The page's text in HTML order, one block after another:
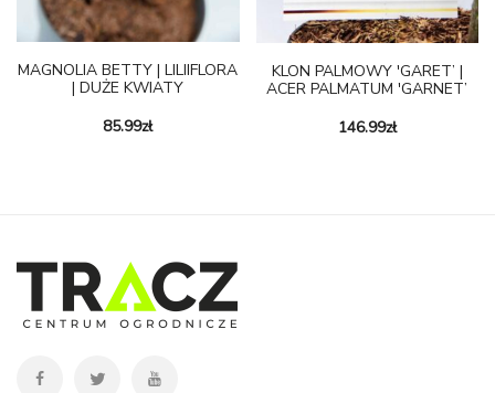
MAGNOLIA BETTY | LILIIFLORA
| DUŻE KWIATY
85.99zł
KLON PALMOWY 'GARET’ |
ACER PALMATUM 'GARNET’
146.99zł